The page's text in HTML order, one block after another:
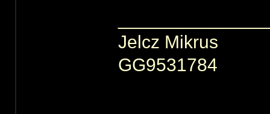
Jelcz Mikrus
GG9531784